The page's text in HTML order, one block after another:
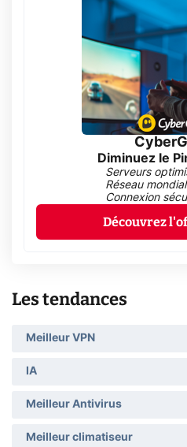
Diminuez le
Serveurs
Réseau
Connexion
Découvrez
Les tendances
Meilleur VPN
IA
Meilleur Antivirus
Meilleur climatiseur